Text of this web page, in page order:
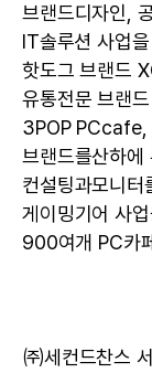
브랜드디자인,
IT솔루션 사업
핫도그 브랜드
유통전문 브랜
3POP PCcafe,
브랜드를산하에
컨설팅과모니
게이밍기어 사
900여개 PC카
㈜세컨드찬스